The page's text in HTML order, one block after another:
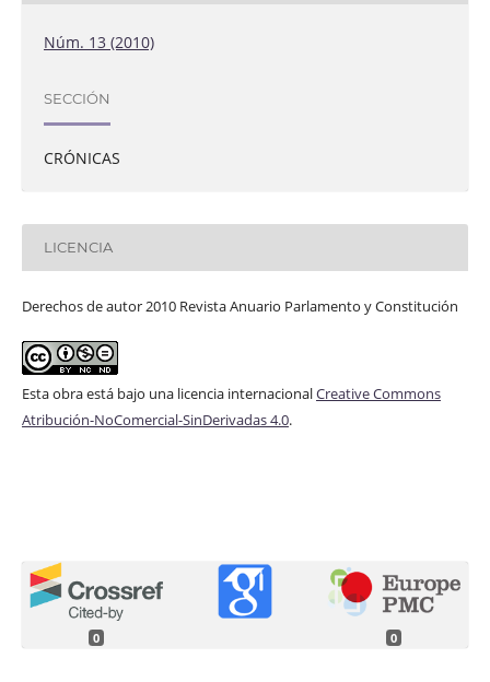
Núm. 13 (2010)
SECCIÓN
CRÓNICAS
LICENCIA
Derechos de autor 2010 Revista Anuario Parlamento y Constitución
Esta obra está bajo una licencia internacionalCreative Commons
Atribución-NoComercial-SinDerivadas 4.0.
0 0